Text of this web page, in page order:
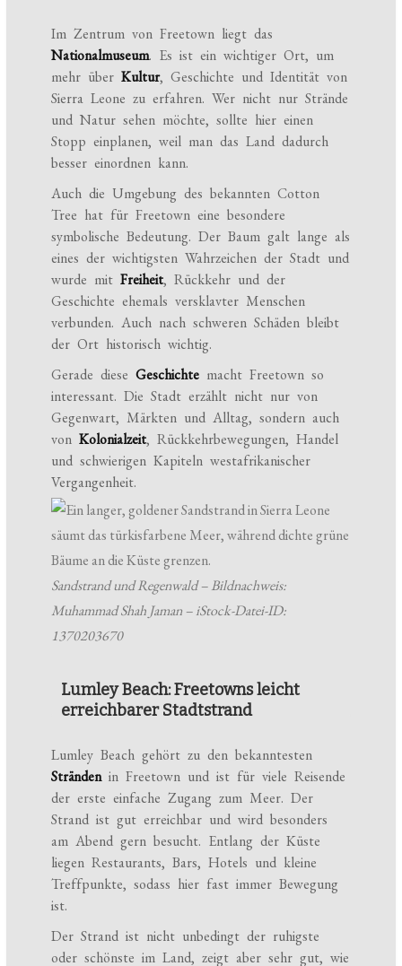
Im Zentrum von Freetown liegt das
Nationalmuseum. Es ist ein wichtiger Ort, um
mehr überKultur, Geschichte und Identität von
Sierra Leone zu erfahren. Wer nicht nur Strände
und Natur sehen möchte, sollte hier einen
Stopp einplanen, weil man das Land dadurch
besser einordnen kann.
Auch die Umgebung des bekannten Cotton
Tree hat für Freetown eine besondere
symbolische Bedeutung. Der Baum galt lange als
eines der wichtigsten Wahrzeichen der Stadt und
wurde mitFreiheit, Rückkehr und der
Geschichte ehemals versklavter Menschen
verbunden. Auch nach schweren Schäden bleibt
der Ort historisch wichtig.
Gerade dieseGeschichte macht Freetown so
interessant. Die Stadt erzählt nicht nur von
Gegenwart, Märkten und Alltag, sondern auch
vonKolonialzeit, Rückkehrbewegungen, Handel
und schwierigen Kapiteln westafrikanischer
Vergangenheit.
Sandstrand und Regenwald – Bildnachweis:
Muhammad Shah Jaman – iStock-Datei-ID:
1370203670
Lumley Beach: Freetowns leicht
erreichbarer Stadtstrand
Lumley Beach gehört zu den bekanntesten
Strändenin Freetown und ist für viele Reisende
der erste einfache Zugang zum Meer. Der
Strand ist gut erreichbar und wird besonders
am Abend gern besucht. Entlang der Küste
liegen Restaurants, Bars, Hotels und kleine
Treffpunkte, sodass hier fast immer Bewegung
ist.
Der Strand ist nicht unbedingt der ruhigste
oder schönste im Land, zeigt aber sehr gut, wie